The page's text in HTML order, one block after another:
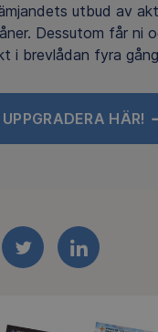
utbud av
Dessutom får ni
i brevlådan fyra
UPPGRADERA HÄR!
TWITTERLINKEDIN